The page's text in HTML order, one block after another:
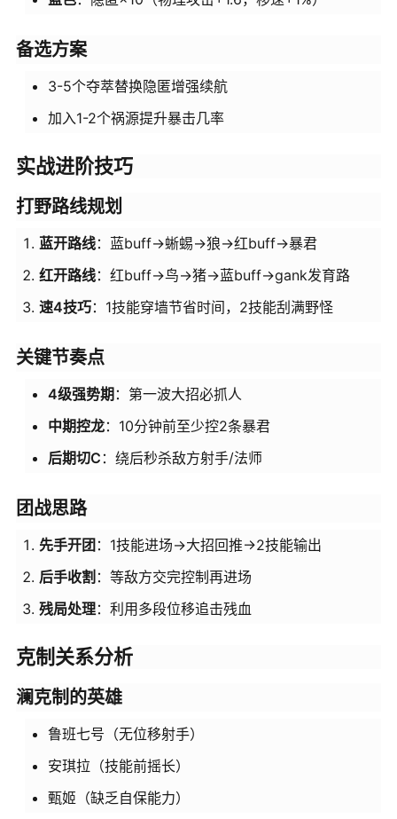
备选方案
3-5个夺萃替换隐匿增强续航
加入1-2个祸源提升暴击几率
实战进阶技巧
打野路线规划
蓝开路线：蓝buff→蜥蜴→狼→红buff→暴君
红开路线：红buff→鸟→猪→蓝buff→gank发育路
速4技巧：1技能穿墙节省时间，2技能刮满野怪
关键节奏点
4级强势期 ：第一波大招必抓人
中期控龙：10分钟前至少控2条暴君
后期切C ：绕后秒杀敌方射手/法师
团战思路
先手开团 ：1技能进场→大招回推→2技能输出
后手收割 ：等敌方交完控制再进场
残局处理：利用多段位移追击残血
克制关系分析
澜克制的英雄
鲁班七号（无位移射手）
安琪拉（技能前摇长）
甄姬（缺乏自保能力）